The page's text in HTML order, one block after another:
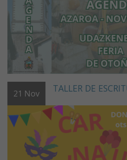
21 Nov TALLER DE